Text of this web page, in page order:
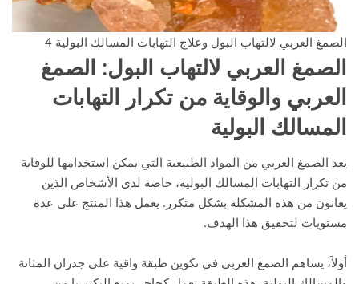
الصمغ العربي لالتهاب البول وعلاج التهابات المسالك البولية 4
الصمغ العربي لالتهاب البول: الصمغ
العربي والوقاية من تكرار التهابات
المسالك البولية
يعد الصمغ العربي من المواد الطبيعية التي يمكن استخدامها للوقاية
من تكرار التهابات المسالك البولية، خاصة لدى الأشخاص الذين
يعانون من هذه المشكلة بشكل متكرر. يعمل هذا المنتج على عدة
مستويات لتحقيق هذا الهدف.
أولاً، يساهم الصمغ العربي في تكوين طبقة واقية على جدران المثانة